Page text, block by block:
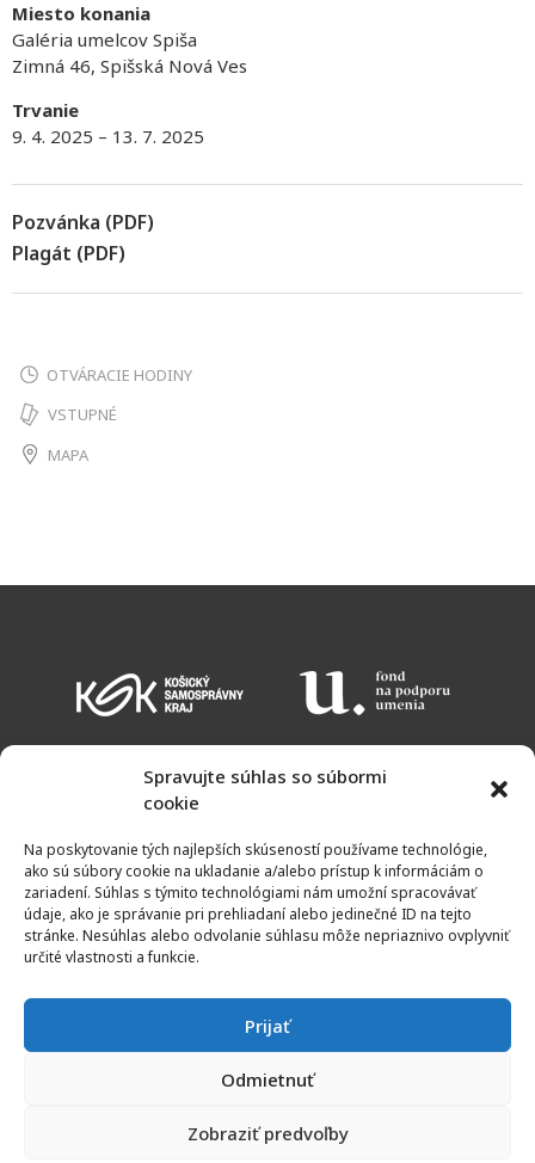
Spravujte súhlas so súbormi
cookie
Na poskytovanie tých najlepších skúseností používame technológie,
ako sú súbory cookie na ukladanie a/alebo prístup k informáciám o
zariadení. Súhlas s týmito technológiami nám umožní spracovávať
údaje, ako je správanie pri prehliadaní alebo jedinečné ID na tejto
stránke. Nesúhlas alebo odvolanie súhlasu môže nepriaznivo ovplyvniť
určité vlastnosti a funkcie.
Prijať
Odmietnuť
Zobraziť predvoľby
Miesto konania
Galéria umelcov Spiša
Zimná 46, Spišská Nová Ves
Trvanie
9. 4. 2025 – 13. 7. 2025
Pozvánka (PDF)
Plagát (PDF)
OTVÁRACIE HODINY
VSTUPNÉ
MAPA
KALENDÁR PODUJATÍ
NEWSLETTER